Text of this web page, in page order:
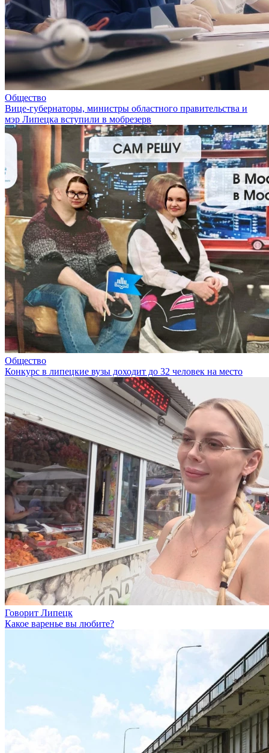
Общество
Вице-губернаторы, министры областного правительства и
мэр Липецка вступили в мобрезерв
Общество
Конкурс в липецкие вузы доходит до 32 человек на место
Говорит Липецк
Какое варенье вы любите?